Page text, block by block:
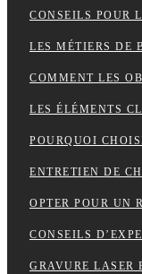
LES MÉTIERS DE
OPTER POUR UN